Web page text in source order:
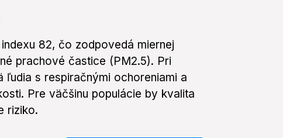
82, čo zodpovedá miernej
prachové častice (PM2.5). Pri
s respiračnými ochoreniami a
Pre väčšinu populácie by kvalita
riziko.